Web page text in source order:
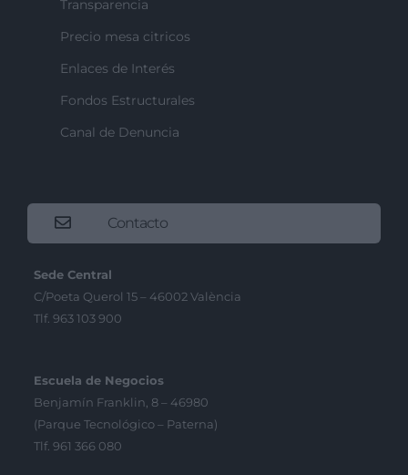
Transparencia
Precio mesa citricos
Enlaces de Interés
Fondos Estructurales
Canal de Denuncia
Contacto
Sede Central
C/Poeta Querol 15 – 46002 València
Tlf. 963 103 900
Escuela de Negocios
Benjamín Franklin, 8 – 46980
(Parque Tecnológico – Paterna)
Tlf. 961 366 080